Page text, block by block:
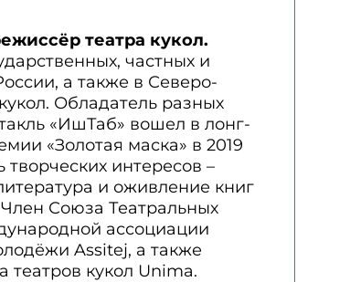
театра кукол.
частных и
а также в Северо-
Обладатель разных
«ИшТаб» вошел в лонг-
«Золотая маска» в 2019
творческих интересов –
и оживление книг
Союза Театральных
ассоциации
Assitej, а также
кукол Unima.